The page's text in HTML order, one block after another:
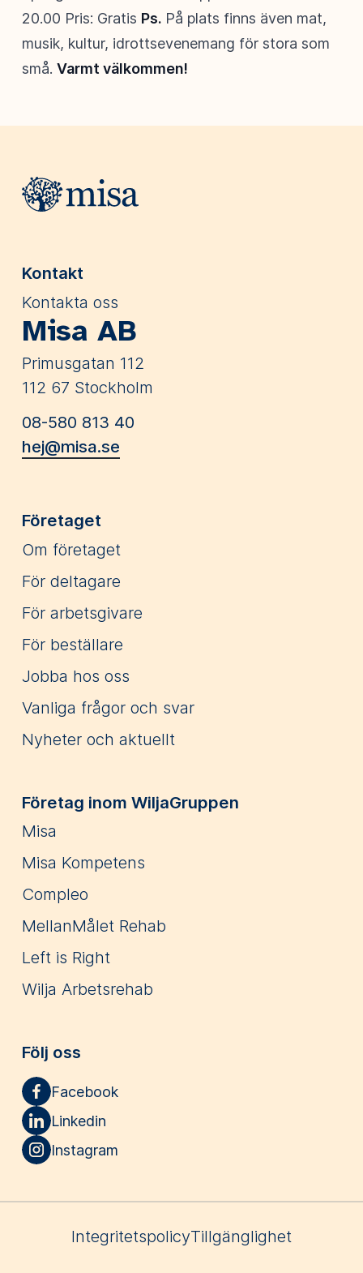
20.00 Pris: Gratis Ps. På plats finns även mat,
musik, kultur, idrottsevenemang för stora som
små. Varmt välkommen!
Webbplatsens sidfot
Kontakt
Kontakta oss
Misa AB
Primusgatan 112
112 67 Stockholm
08-580 813 40
hej@misa.se
Företaget
Om företaget
För deltagare
För arbetsgivare
För beställare
Jobba hos oss
Vanliga frågor och svar
Nyheter och aktuellt
Företag inom WiljaGruppen
Misa
Misa Kompetens
Compleo
MellanMålet Rehab
Left is Right
Wilja Arbetsrehab
Följ oss
Facebook
Linkedin
Instagram
IntegritetspolicyTillgänglighet